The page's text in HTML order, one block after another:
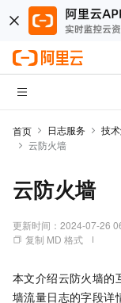
首页 日志服务 技
云防火墙
云防火墙
更新时间： 2024-07-26
复制 MD 格式
本文介绍云防火墙的
墙流量日志的字段详